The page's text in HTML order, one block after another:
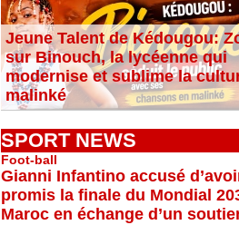
Jeune Talent de Kédougou:
sur Binouch, la lycéenne qui
modernise et sublime la
malinké
SPORT NEWS
Foot-ball
Gianni Infantino accusé
promis la finale du Mondial
Maroc en échange d’un